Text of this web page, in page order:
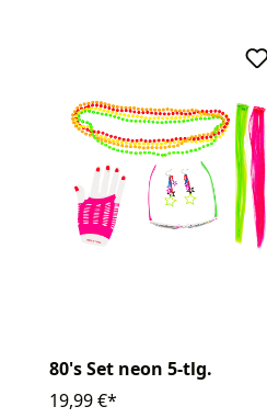
80's Set neon 5-tlg.
19,99 €*